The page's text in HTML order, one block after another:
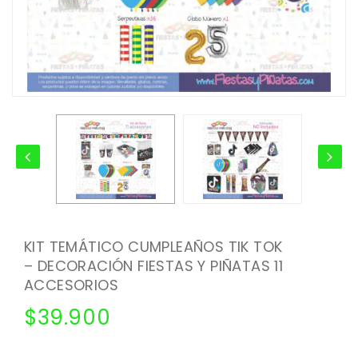
KIT TEMÁTICO CUMPLEAÑOS TIK TOK
– DECORACIÓN FIESTAS Y PIÑATAS 11
ACCESORIOS
$39.900